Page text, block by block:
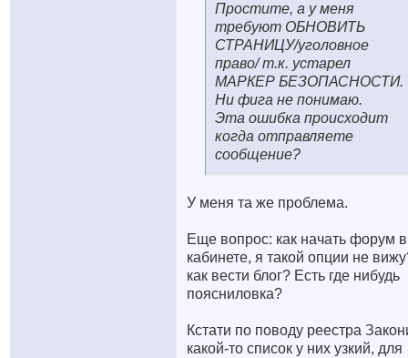
Простите, а у меня
требуют ОБНОВИТЬ
СТРАНИЦУ/уголовное
право/ т.к. устарел
МАРКЕР БЕЗОПАСНОСТИ.
Ни фига не понимаю.
Эта ошибка происходит
когда отправляете
сообщение?
У меня та же проблема.
Еще вопрос: как начать форум в
кабинете, я такой опции не
как вести блог? Есть где нибудь
поясниловка?
Кстати по поводу реестра
какой-то список у них узкий, для